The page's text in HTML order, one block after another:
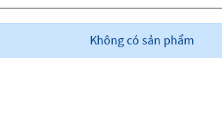
Không có sản phẩm